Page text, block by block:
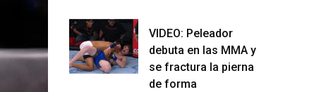
VIDEO: Peleador
debuta en las MMA y
se fractura la pierna
de forma